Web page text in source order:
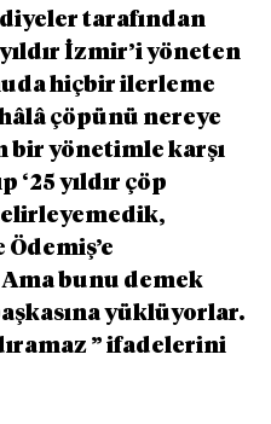
tarafından
İzmir’i yöneten
hiçbir ilerleme
çöpünü nereye
bir yönetimle karşı
‘25 yıldır çöp
bunu demek
yüklüyorlar.
” ifadelerini